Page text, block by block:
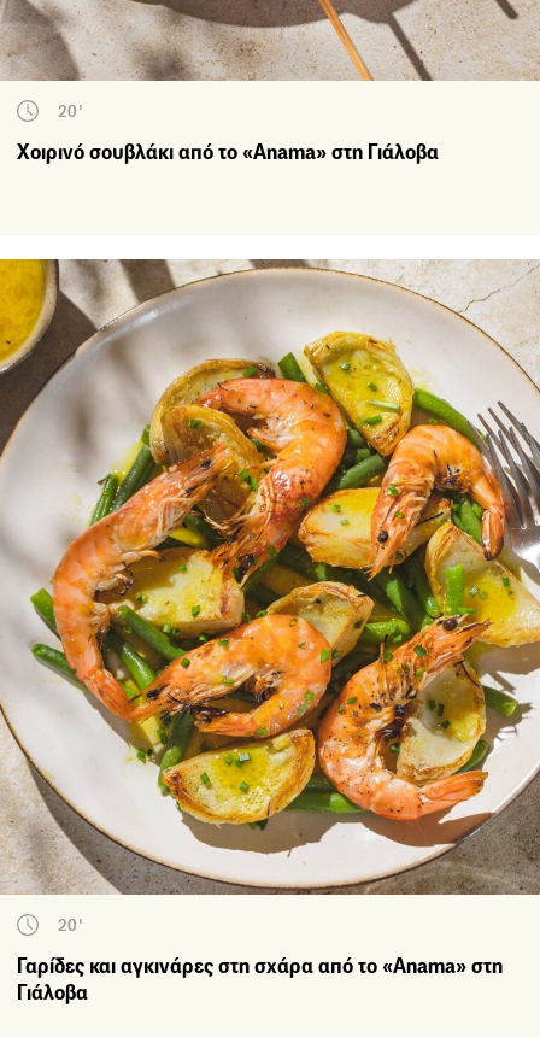
20'
Χοιρινό σουβλάκι από το «Anama» στη Γιάλοβα
20'
Γαρίδες και αγκινάρες στη σχάρα από το «Anama» στη
Γιάλοβα